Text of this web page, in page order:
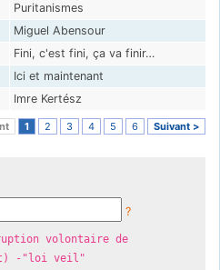
Puritanismes
Miguel Abensour
Fini, c'est fini, ça va finir…
Ici et maintenant
Imre Kertész
1 2 3 4 5 6 Suivant >
?
volontaire de
-"loi veil"